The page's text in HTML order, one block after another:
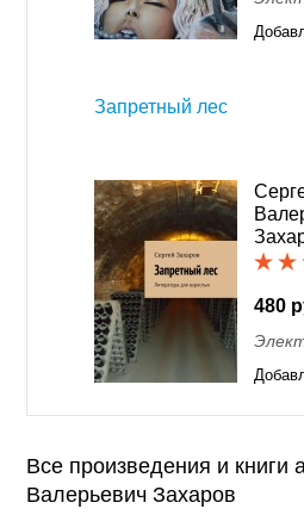
Запретный лес
480
Все произведения и книги
Валерьевич Захаров